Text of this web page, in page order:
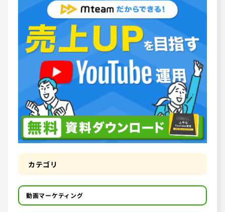
カテゴリ
動画マーケティング